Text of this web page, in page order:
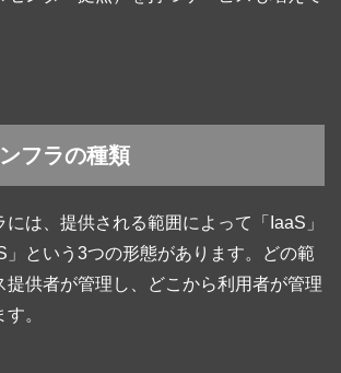
フラの種類
には、提供される範囲によって「IaaS」
」という3つの形態があります。どの範
提供者が管理し、どこから利用者が管理
。